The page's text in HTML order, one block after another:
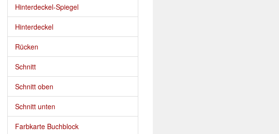
Hinterdeckel-Spiegel
Hinterdeckel
Rücken
Schnitt
Schnitt oben
Schnitt unten
Farbkarte Buchblock